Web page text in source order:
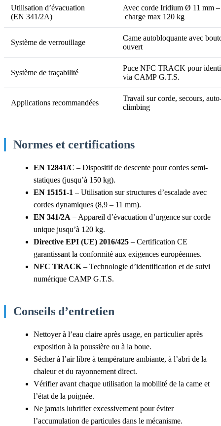
Utilisation d’évacuation
(EN 341/2A)
Avec corde Iridium Ø 11 mm –
charge max 120 kg
Système de verrouillage
Came autobloquante avec
ouvert
Système de traçabilité
Puce NFC TRACK pour
via CAMP G.T.S.
Applications recommandées
Travail sur corde, secours,
climbing
Normes et certifications
EN 12841/C – Dispositif de descente pour cordes semi-
statiques (jusqu’à 150 kg).
EN 15151-1 – Utilisation sur structures d’escalade avec
cordes dynamiques (8,9 – 11 mm).
EN 341/2A – Appareil d’évacuation d’urgence sur corde
unique jusqu’à 120 kg.
Directive EPI (UE) 2016/425 – Certification CE
garantissant la conformité aux exigences européennes.
NFC TRACK– Technologie d’identification et de suivi
numérique CAMP G.T.S.
Conseils d’entretien
Nettoyer à l’eau claire après usage, en particulier après
exposition à la poussière ou à la boue.
Sécher à l’air libre à température ambiante, à l’abri de la
chaleur et du rayonnement direct.
Vérifier avant chaque utilisation la mobilité de la came et
l’état de la poignée.
Ne jamais lubrifier excessivement pour éviter
l’accumulation de particules dans le mécanisme.